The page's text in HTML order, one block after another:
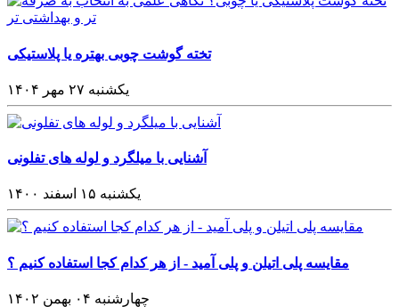
تخته گوشت چوبی بهتره یا پلاستیکی
یکشنبه ۲۷ مهر ۱۴۰۴
آشنایی با میلگرد و لوله های تفلونی
یکشنبه ۱۵ اسفند ۱۴۰۰
مقایسه پلی اتیلن و پلی آمید - از هر کدام کجا استفاده کنیم ؟
چهارشنبه ۰۴ بهمن ۱۴۰۲